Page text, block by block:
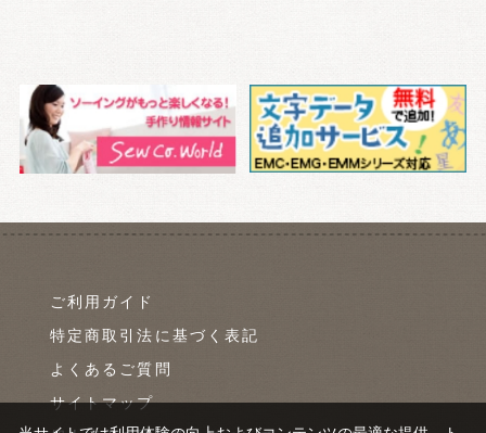
ご利用ガイド
特定商取引法に基づく表記
よくあるご質問
サイトマップ